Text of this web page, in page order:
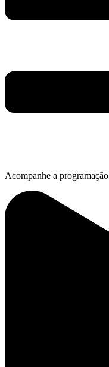
Acompanhe a programação